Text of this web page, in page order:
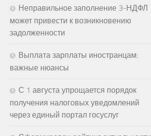
Неправильное заполнение 3-НДФЛ
может привести к возникновению
задолженности
Выплата зарплаты иностранцам:
важные нюансы
С 1 августа упрощается порядок
получения налоговых уведомлений
через единый портал госуслуг